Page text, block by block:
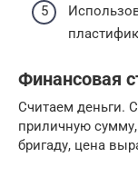
Финансовая
Считаем деньги.
приличную
бригаду, цена